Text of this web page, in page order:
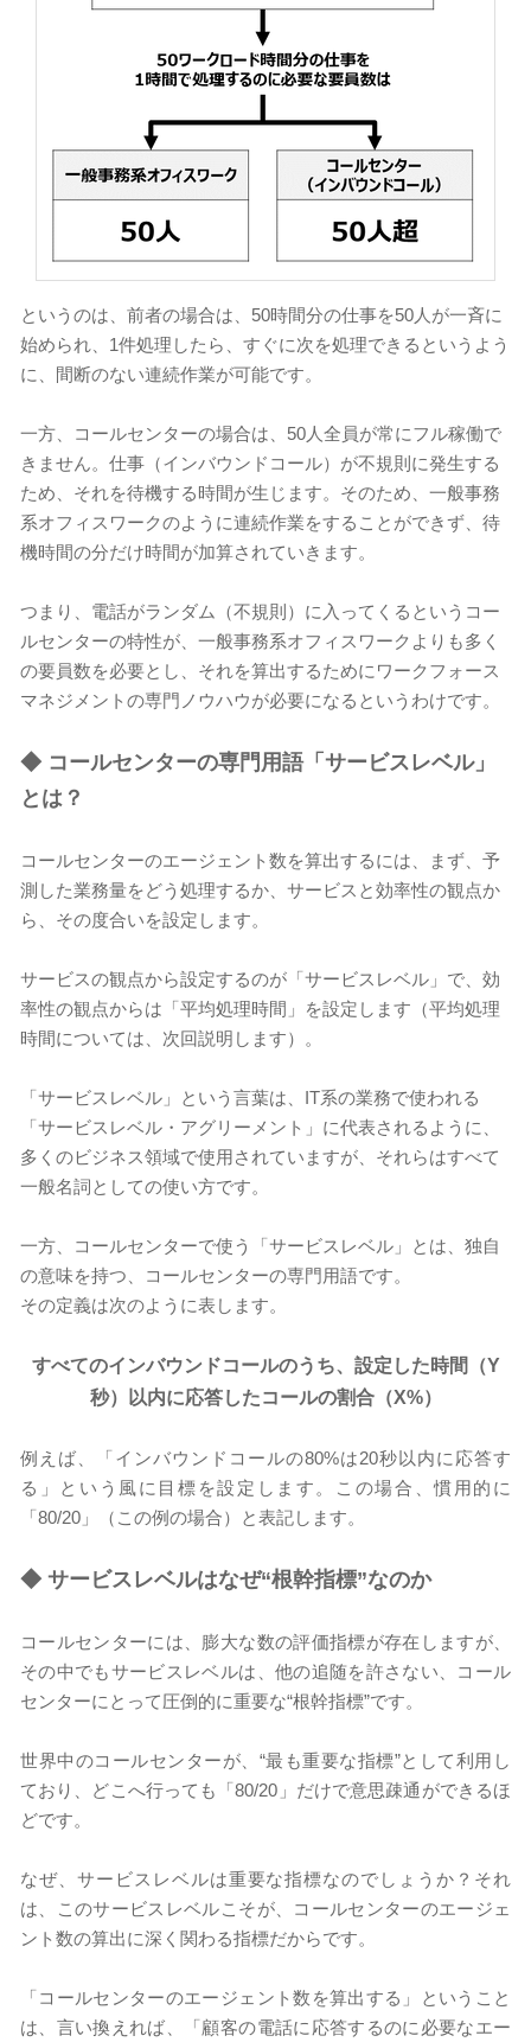
というのは、前者の場合は、50時間分の仕事を50人が一斉に
始められ、1件処理したら、すぐに次を処理できるというよう
に、間断のない連続作業が可能です。
一方、コールセンターの場合は、50人全員が常にフル稼働で
きません。仕事（インバウンドコール）が不規則に発生する
ため、それを待機する時間が生じます。そのため、一般事務
系オフィスワークのように連続作業をすることができず、待
機時間の分だけ時間が加算されていきます。
つまり、電話がランダム（不規則）に入ってくるというコー
ルセンターの特性が、一般事務系オフィスワークよりも多く
の要員数を必要とし、それを算出するためにワークフォース
マネジメントの専門ノウハウが必要になるというわけです。
◆ コールセンターの専門用語「サービスレベル」
とは？
コールセンターのエージェント数を算出するには、まず、予
測した業務量をどう処理するか、サービスと効率性の観点か
ら、その度合いを設定します。
サービスの観点から設定するのが「サービスレベル」で、効
率性の観点からは「平均処理時間」を設定します（平均処理
時間については、次回説明します）。
「サービスレベル」という言葉は、IT系の業務で使われる
「サービスレベル・アグリーメント」に代表されるように、
多くのビジネス領域で使用されていますが、それらはすべて
一般名詞としての使い方です。
一方、コールセンターで使う「サービスレベル」とは、独自
の意味を持つ、コールセンターの専門用語です。
その定義は次のように表します。
すべてのインバウンドコールのうち、設定した時間（Y
秒）以内に応答したコールの割合（X%）
例えば、「インバウンドコールの80%は20秒以内に応答す
る」という風に目標を設定します。この場合、慣用的に
「80/20」（この例の場合）と表記します。
◆ サービスレベルはなぜ“根幹指標”なのか
コールセンターには、膨大な数の評価指標が存在しますが、
その中でもサービスレベルは、他の追随を許さない、コール
センターにとって圧倒的に重要な“根幹指標”です。
世界中のコールセンターが、“最も重要な指標”として利用し
ており、どこへ行っても「80/20」だけで意思疎通ができるほ
どです。
なぜ、サービスレベルは重要な指標なのでしょうか？それ
は、このサービスレベルこそが、コールセンターのエージェ
ント数の算出に深く関わる指標だからです。
「コールセンターのエージェント数を算出する」ということ
は、言い換えれば、「顧客の電話に応答するのに必要なエー